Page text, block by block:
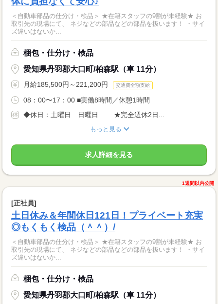
＜自動車部品の仕分け・検品＞ ★在籍スタッフの9割が未経験★ お
取引先の現場にて、 ネジなどの部品などの部品を扱います！ ・サイ
ズ違いはないか...
梱包・仕分け・検品
愛知県丹羽郡大口町/柏森駅（車 11分）
月給185,500円～221,200円 交通費全額支給
08：00〜17：00 ■実働8時間／休憩1時間
◆休日：土曜日 日曜日 ★完全週休2日...
もっと見る
求人詳細を見る
1週間以内公開
[正社員]
土日休み＆年間休日121日！プライベート充実
◎もくもく検品（＾＾）/
＜自動車部品の仕分け・検品＞ ★在籍スタッフの9割が未経験★ お
取引先の現場にて、 ネジなどの部品などの部品を扱います！ ・サイ
ズ違いはないか...
梱包・仕分け・検品
愛知県丹羽郡大口町/柏森駅（車 11分）